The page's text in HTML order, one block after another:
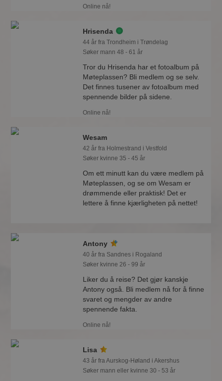
Online nå!
Hrisenda
44 år fra Trondheim i Trøndelag
Søker mann 48 - 61 år
Tror du Hrisenda har et fotoalbum på
Møteplassen? Bli medlem og se selv.
Det finnes tusener av fotoalbum med
spennende bilder på sidene.
Online nå!
Wesam
42 år fra Holmestrand i Vestfold
Søker kvinne 35 - 45 år
Om ett minutt kan du være medlem på
Møteplassen, og se om Wesam er
drømmende eller praktisk! Det er
lettere å finne kjærligheten på nettet!
Antony
40 år fra Sandnes i Rogaland
Søker kvinne 26 - 99 år
Liker du å reise? Det gjør kanskje
Antony også. Bli medlem nå for å finne
svaret og mengder av andre
spennende fakta.
Online nå!
Lisa
43 år fra Aurskog-Høland i Akershus
Søker mann eller kvinne 30 - 53 år